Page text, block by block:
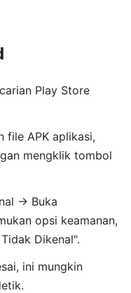
Play Store
file APK aplikasi,
mengklik tombol
→ Buka
opsi keamanan,
Dikenal".
ini mungkin